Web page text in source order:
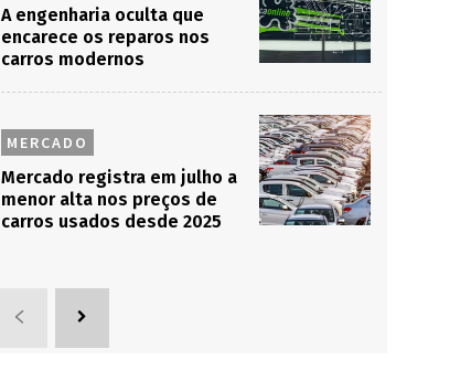
A engenharia oculta que
encarece os reparos nos
carros modernos
MERCADO
Mercado registra em julho a
menor alta nos preços de
carros usados desde 2025